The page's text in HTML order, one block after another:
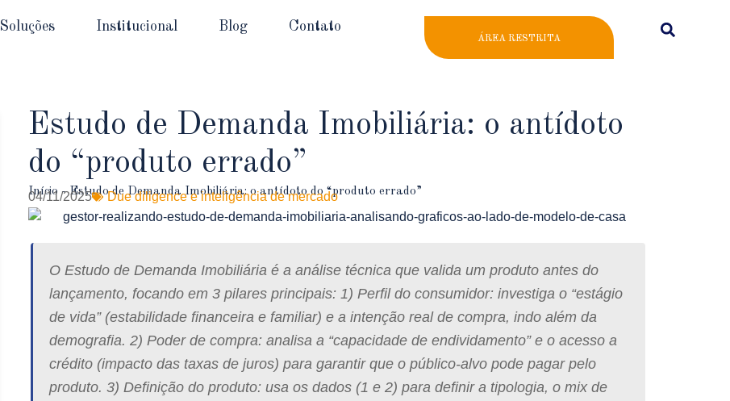
Soluções Institucional Blog Contato
ÁREA RESTRITA
Estudo de Demanda Imobiliária: o antídoto
do “produto errado”
Início -Estudo de Demanda Imobiliária: o antídoto do “produto errado”
04/11/2025 Due diligence e inteligência de mercado
O Estudo de Demanda Imobiliária é a análise técnica que valida um produto antes do
lançamento, focando em 3 pilares principais: 1) Perfil do consumidor: investiga o “estágio
de vida” (estabilidade financeira e familiar) e a intenção real de compra, indo além da
demografia. 2) Poder de compra: analisa a “capacidade de endividamento” e o acesso a
crédito (impacto das taxas de juros) para garantir que o público-alvo pode pagar pelo
produto. 3) Definição do produto: usa os dados (1 e 2) para definir a tipologia, o mix de